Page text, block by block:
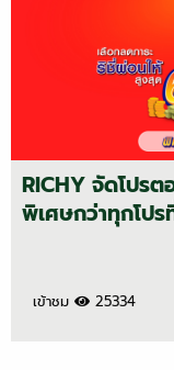
RICHY จัดโปร
พิเศษกว่าทุกโป
เข้าชม 25334